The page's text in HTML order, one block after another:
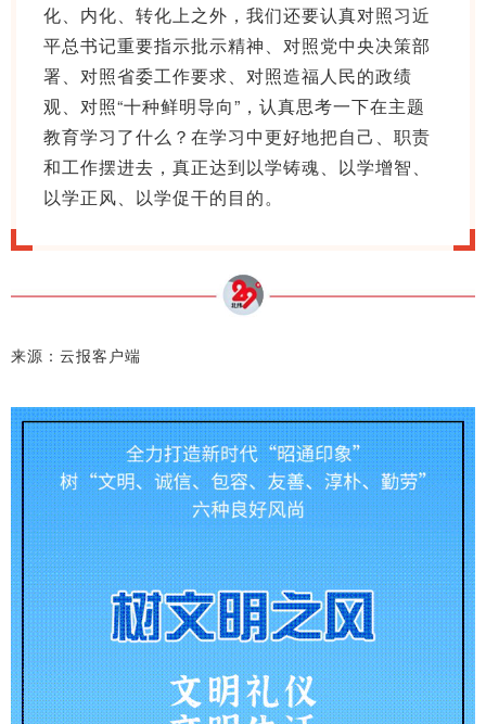
化、内化、转化上之外，我们还要认真对照习近
平总书记重要指示批示精神、对照党中央决策部
署、对照省委工作要求、对照造福人民的政绩
观、对照“十种鲜明导向”，认真思考一下在主题
教育学习了什么？在学习中更好地把自己、职责
和工作摆进去，真正达到以学铸魂、以学增智、
以学正风、以学促干的目的。
来源：云报客户端